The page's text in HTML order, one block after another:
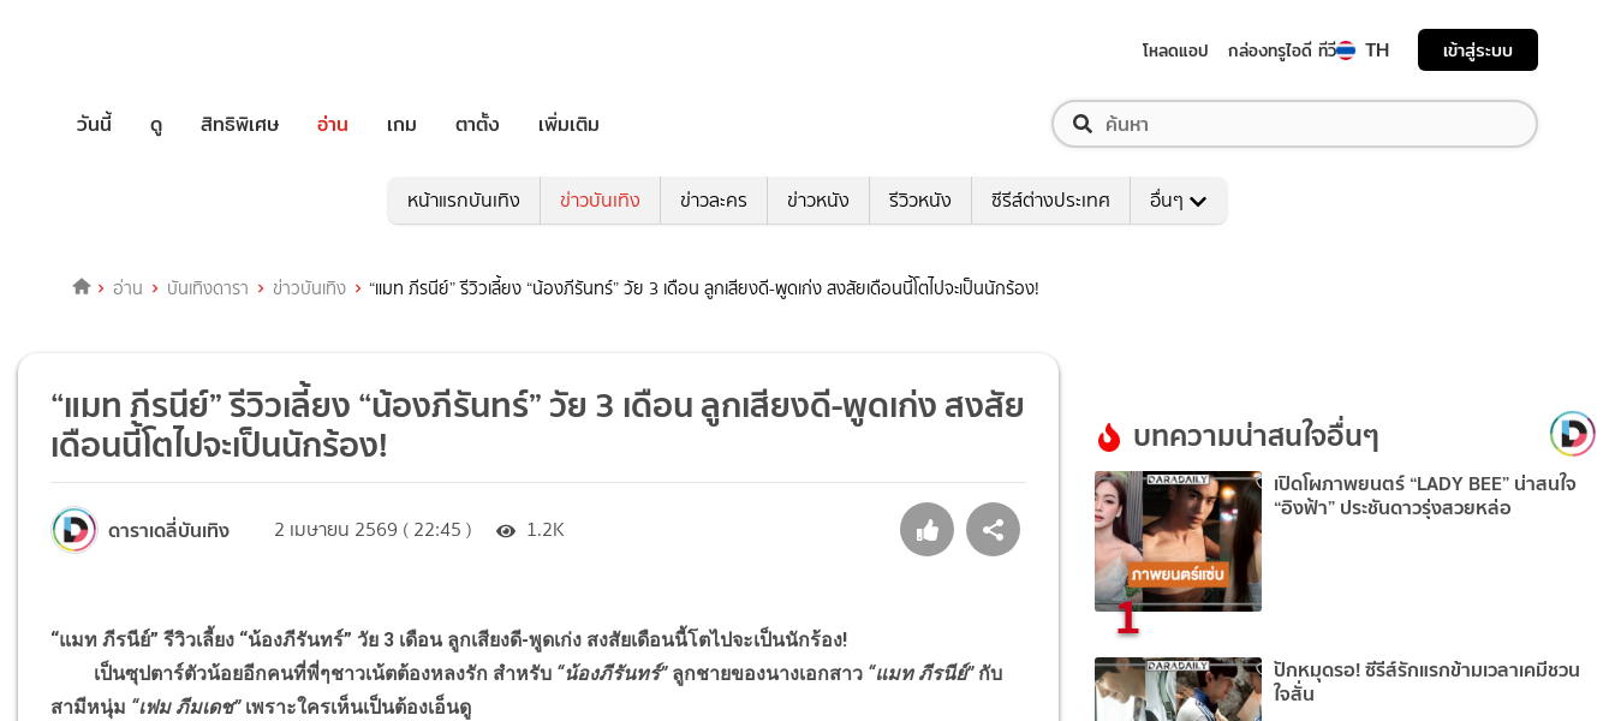
โหลดแอป กล่องทรูไอดี ทีวี TH เข้าสู่ระบบ
วันนี้ ดู สิทธิพิเศษ อ่าน เกม ตาตั้ง เพิ่มเติม
หน้าแรกบันเทิง ข่าวบันเทิง ข่าวละคร ข่าวหนัง รีวิวหนัง ซีรีส์ต่างประเทศ อื่นๆ
อ่าน บันเทิงดารา ข่าวบันเทิง “แมท ภีรนีย์” รีวิวเลี้ยง “น้องภีรันทร์” วัย 3 เดือน ลูกเสียงดี-พูดเก่ง สงสัยเดือนนี้โตไปจะเป็นนักร้อง!
“แมท ภีรนีย์” รีวิวเลี้ยง “น้องภีรันทร์” วัย 3 เดือน ลูกเสียงดี-พูดเก่ง สงสัย
เดือนนี้โตไปจะเป็นนักร้อง!
ดาราเดลี่บันเทิง 2 เมษายน 2569 ( 22:45 ) 1.2K
“แมท ภีรนีย์” รีวิวเลี้ยง “น้องภีรันทร์” วัย 3 เดือน ลูกเสียงดี-พูดเก่ง สงสัยเดือนนี้โตไปจะเป็นนักร้อง!
เป็นซุปตาร์ตัวน้อยอีกคนที่พี่ๆชาวเน้ตต้องหลงรัก สำหรับ “น้องภีรันทร์”ลูกชายของนางเอกสาว “แมท ภีรนีย์”กับ
สามีหนุ่ม “เฟม ภีมเดช”เพราะใครเห็นเป็นต้องเอ็นดู
บทความน่าสนใจอื่นๆ
1
เปิดโผภาพยนตร์ “LADY BEE” น่าสนใจ
“อิงฟ้า” ประชันดาวรุ่งสวยหล่อ
ปักหมุดรอ! ซีรีส์รักแรกข้ามเวลาเคมีชวน
ใจสั่น